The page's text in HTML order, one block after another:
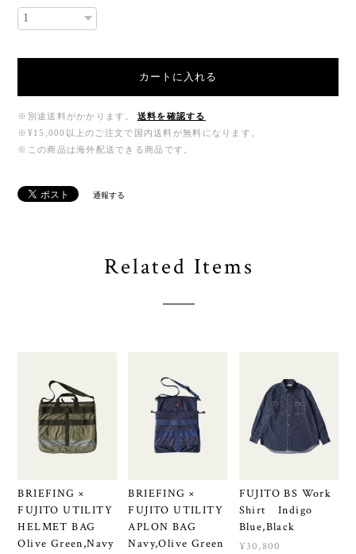
カートに入れる
※別途送料がかかります。
送料を確認する
※¥15,000以上のご注文で国内送料が無料になります。
※この商品は海外配送できる商品です。
通報する
Related Items
BRIEFING ×
FUJITO UTILITY
HELMET BAG
Olive Green,Navy
BRIEFING ×
FUJITO UTILITY
APLON BAG
Navy,Olive Green
FUJITO BS Work
Shirt Indigo
Blue,Black
¥30,800